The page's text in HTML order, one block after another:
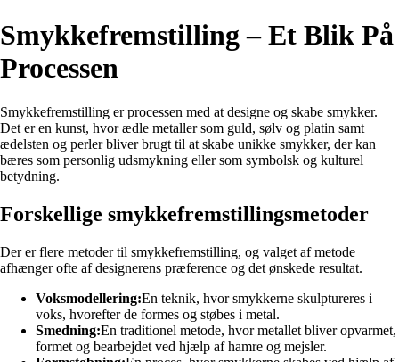
Smykkefremstilling – Et Blik På
Processen
Smykkefremstilling er processen med at designe og skabe smykker.
Det er en kunst, hvor ædle metaller som guld, sølv og platin samt
ædelsten og perler bliver brugt til at skabe unikke smykker, der kan
bæres som personlig udsmykning eller som symbolsk og kulturel
betydning.
Forskellige smykkefremstillingsmetoder
Der er flere metoder til smykkefremstilling, og valget af metode
afhænger ofte af designerens præference og det ønskede resultat.
Voksmodellering:En teknik, hvor smykkerne skulptureres i
voks, hvorefter de formes og støbes i metal.
Smedning:En traditionel metode, hvor metallet bliver opvarmet,
formet og bearbejdet ved hjælp af hamre og mejsler.